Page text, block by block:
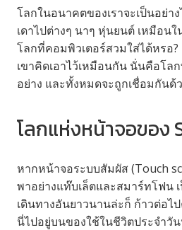
โลกในอนาคตของเราจะเป็นอย่า
เดาไปต่างๆ นาๆ หุ่นยนต์ เหมือนใ
โลกที่คอมพิวเตอร์สวมใส่ได้หรอ
เขาคิดเอาไว้เหมือนกัน นั่นคือโลก
อย่าง และทั้งหมดจะถูกเชื่อมกันด้
โลกแห่งหน้าจอของ
หากหน้าจอระบบสัมผัส (Touch
พาอย่างแท๊บเล็ตและสมาร์ทโฟน
เดินทางอันยาวนานล่ะก็ ก้าวต่อไ
นี่ไปอยู่บนของใช้ในชีวิตประจำวัน